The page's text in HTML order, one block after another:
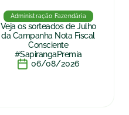
Administração Fazendária
Veja os sorteados de Julho
da Campanha Nota Fiscal
Consciente
#SapirangaPremia
06/08/2026